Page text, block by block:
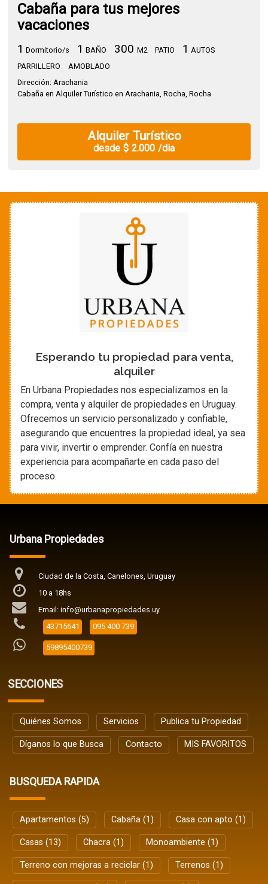
Cabaña para tus mejores
vacaciones
1 Dormitorio/s 1 BAÑO 300 M2 PATIO 1 AUTOS
PARRILLERO
AMOBLADO
Dirección: Arachania
Cabaña en Alquiler Turístico en Arachania, Rocha, Rocha
Alquiler Turístico
desde $ 2.000 /dia
Esperando tu propiedad para venta,
alquiler
En Urbana Propiedades nos especializamos en la
compra, venta y alquiler de propiedades en Uruguay.
Ofrecemos un servicio personalizado y confiable,
asegurando que encuentres la propiedad ideal, ya sea
para vivir, invertir o emprender. Confía en nuestra
experiencia para acompañarte en cada paso del
proceso.
Urbana Propiedades
Ciudad de la Costa, Canelones, Uruguay
10 a 18hs
Email: info@urbanapropiedades.uy
43715641
095 400 739
59895400739
SECCIONES
Quiénes Somos Servicios Publica tu Propiedad
Díganos lo que Busca Contacto MIS FAVORITOS
BUSQUEDA RAPIDA
Apartamentos (5) Cabaña (1) Casa con apto (1)
Casas (13) Chacra (1) Monoambiente (1)
Terreno con mejoras a reciclar (1) Terrenos (1)